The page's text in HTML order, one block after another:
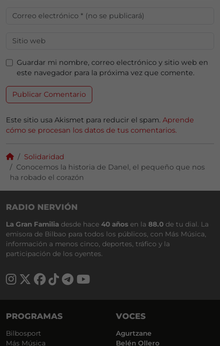
Guardar mi nombre, correo electrónico y sitio web en
este navegador para la próxima vez que comente.
Este sitio usa Akismet para reducir el spam. Aprende
cómo se procesan los datos de tus comentarios.
Solidaridad
Conocemos la historia de Danel, el pequeño que nos
ha robado el corazón
RADIO NERVIÓN
La Gran Familia desde hace 40 años en la 88.0 de tu dial. La
emisora de Bilbao para todos los públicos, con Más Música,
información a menos cinco, deportes, tráfico y la
participación de los oyentes.
PROGRAMAS
Bilbosport
Más Música
VOCES
Agurtzane
Belén Ollero